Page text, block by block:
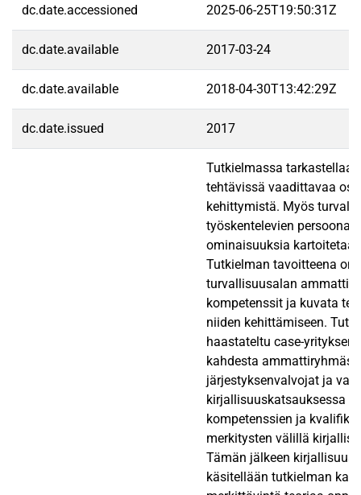
dc.date.accessioned 2025-06-25T19:50:31Z
dc.date.available 2017-03-24
dc.date.available 2018-04-30T13:42:29Z
dc.date.issued 2017
Tutkielmassa
tehtävissä vaadittavaa
kehittymistä. Myös
työskentelevien
ominaisuuksia
Tutkielman tavoitteena on
turvallisuusalan
kompetenssit ja kuvata
niiden kehittämiseen.
haastateltu case-yrityksen
kahdesta
järjestyksenvalvojat ja
kirjallisuuskatsauksessa
kompetenssien ja
merkitysten välillä
Tämän jälkeen
käsitellään tutkielman